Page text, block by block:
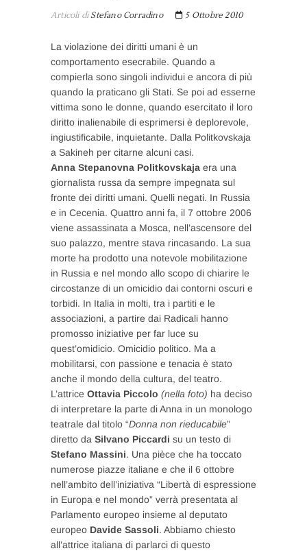
Articoli diStefano Corradino 5 Ottobre 2010
La violazione dei diritti umani è un
comportamento esecrabile. Quando a
compierla sono singoli individui e ancora di più
quando la praticano gli Stati. Se poi ad esserne
vittima sono le donne, quando esercitato il loro
diritto inalienabile di esprimersi è deplorevole,
ingiustificabile, inquietante. Dalla Politkovskaja
a Sakineh per citarne alcuni casi.
Anna Stepanovna Politkovskaja era una
giornalista russa da sempre impegnata sul
fronte dei diritti umani. Quelli negati. In Russia
e in Cecenia. Quattro anni fa, il 7 ottobre 2006
viene assassinata a Mosca, nell’ascensore del
suo palazzo, mentre stava rincasando. La sua
morte ha prodotto una notevole mobilitazione
in Russia e nel mondo allo scopo di chiarire le
circostanze di un omicidio dai contorni oscuri e
torbidi. In Italia in molti, tra i partiti e le
associazioni, a partire dai Radicali hanno
promosso iniziative per far luce su
quest’omidicio. Omicidio politico. Ma a
mobilitarsi, con passione e tenacia è stato
anche il mondo della cultura, del teatro.
L’attrice Ottavia Piccolo (nella foto) ha deciso
di interpretare la parte di Anna in un monologo
teatrale dal titolo “Donna non rieducabile”
diretto da Silvano Piccardi su un testo di
Stefano Massini. Una pièce che ha toccato
numerose piazze italiane e che il 6 ottobre
nell’ambito dell’iniziativa “Libertà di espressione
in Europa e nel mondo” verrà presentata al
Parlamento europeo insieme al deputato
europeo Davide Sassoli. Abbiamo chiesto
all’attrice italiana di parlarci di questo